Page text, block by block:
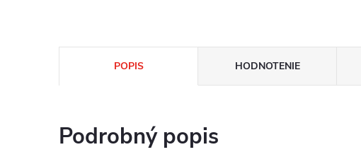
POPIS HODNOTENIE
Podrobný popis